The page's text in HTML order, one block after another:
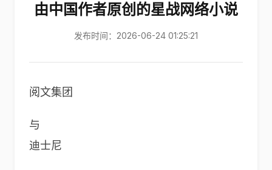
由中国作者原创的星战网络小说
发布时间：2026-06-24 01:25:21
阅文集团
与
迪士尼